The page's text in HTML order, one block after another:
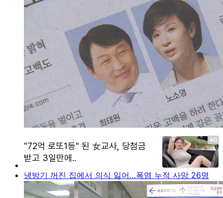
냉방기 꺼진 집에서 의식 잃어…폭염 누적 사망 26명